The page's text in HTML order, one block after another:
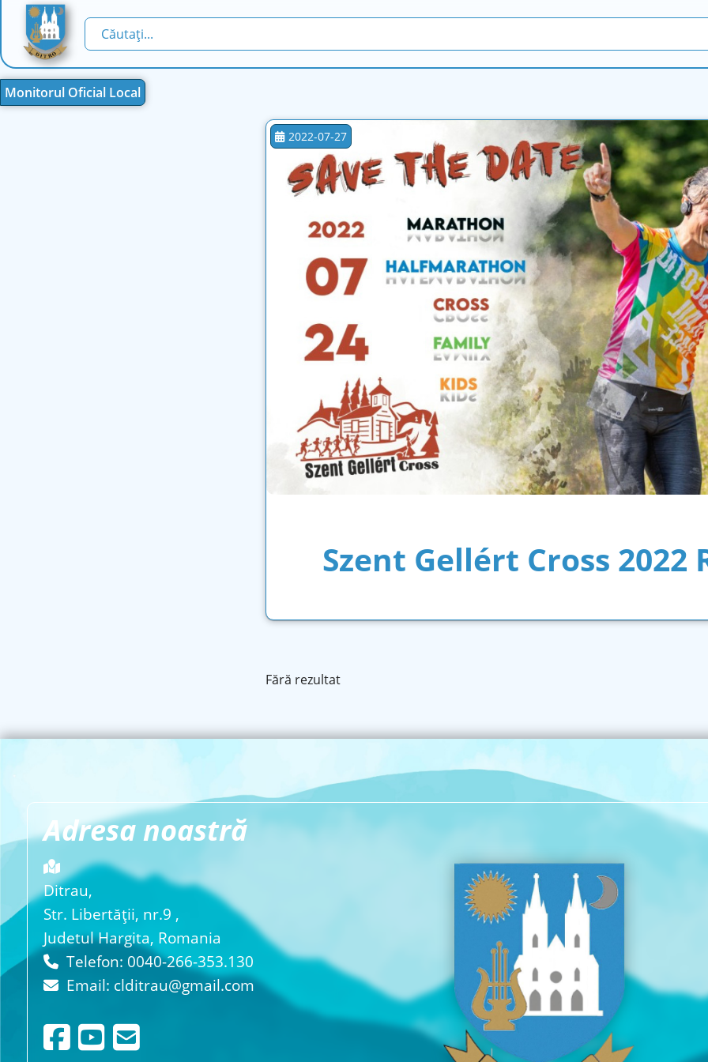
Monitorul Oficial Local
2022-07-27
Szent Gellért Cross 2022
Fără rezultat
Adresa noastră
Ditrau,
Str. Libertăţii, nr.9 ,
Judetul Hargita, Romania
Telefon: 0040-266-353.130
Email: clditrau@gmail.com